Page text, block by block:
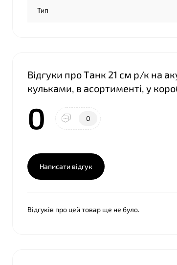
Тип
Відгуки про Танк 21 см р/к на
кульками, в асортименті, у
0 0
Написати відгук
Відгуків про цей товар ще не було.